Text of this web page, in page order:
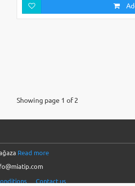
Showing page 1 of 2
Read more
Contact us